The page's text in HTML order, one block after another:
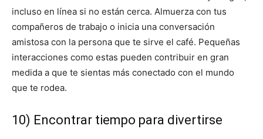
incluso en línea si no están cerca. Almuerza con tus
compañeros de trabajo o inicia una conversación
amistosa con la persona que te sirve el café. Pequeñas
interacciones como estas pueden contribuir en gran
medida a que te sientas más conectado con el mundo
que te rodea.
10) Encontrar tiempo para divertirse